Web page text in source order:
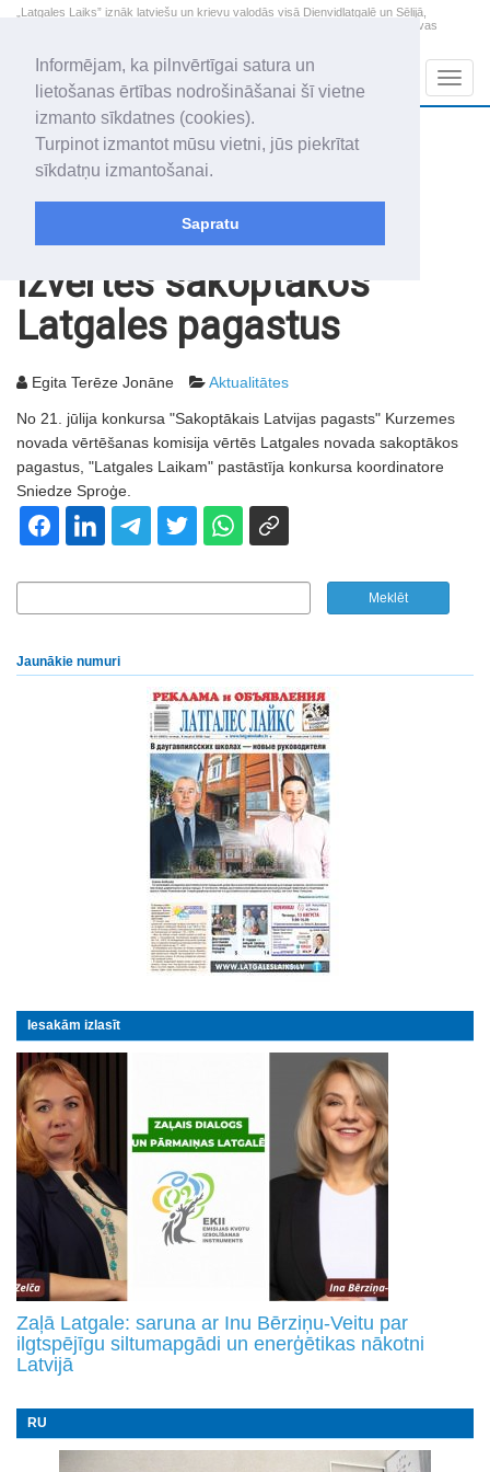
Informējam, ka pilnvērtīgai satura un
lietošanas ērtības nodrošināšanai šī vietne
izmanto sīkdatnes (cookies).
Turpinot izmantot mūsu vietni, jūs piekrītat
sīkdatņu izmantošanai.
Sapratu
„Latgales Laiks” iznāk latviešu un krievu valodās visā Dienvidlatgalē un Sēlijā,
„Latgales Laiks” latviešu valodā aptver Daugavpils valstspilsētu, Augšdaugavas
2026. gada 7. augusts
Piektdiena
Alfrēds, Fredis, Madars
+17.3
Izvērtēs sakoptākos
Latgales pagastus
Egita Terēze Jonāne Aktualitātes
No 21. jūlija konkursa "Sakoptākais Latvijas pagasts" Kurzemes
novada vērtēšanas komisija vērtēs Latgales novada sakoptākos
pagastus, "Latgales Laikam" pastāstīja konkursa koordinatore
Sniedze Sproģe.
Jaunākie numuri
Iesakām izlasīt
Zaļā Latgale: saruna ar Inu Bērziņu-Veitu par
ilgtspējīgu siltumapgādi un enerģētikas nākotni
Latvijā
RU